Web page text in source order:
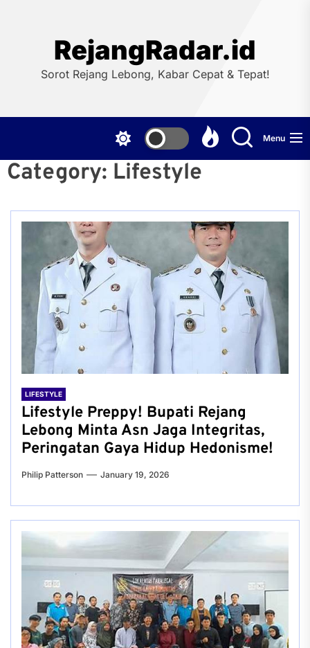
RejangRadar.id
Sorot Rejang Lebong, Kabar Cepat & Tepat!
Menu
Category: Lifestyle
LIFESTYLE
Lifestyle Preppy! Bupati Rejang
Lebong Minta Asn Jaga Integritas,
Peringatan Gaya Hidup Hedonisme!
Philip Patterson January 19, 2026